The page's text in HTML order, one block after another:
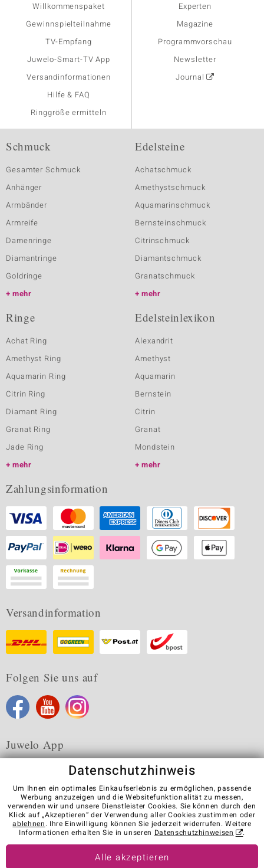
Willkommenspaket
Gewinnspielteilnahme
TV-Empfang
Juwelo-Smart-TV App
Versandinformationen
Hilfe & FAQ
Ringgröße ermitteln
Experten
Magazine
Programmvorschau
Newsletter
Journal
Schmuck
Gesamter Schmuck
Anhänger
Armbänder
Armreife
Damenringe
Diamantringe
Goldringe
mehr
Edelsteine
Achatschmuck
Amethystschmuck
Aquamarinschmuck
Bernsteinschmuck
Citrinschmuck
Diamantschmuck
Granatschmuck
mehr
Ringe
Achat Ring
Amethyst Ring
Aquamarin Ring
Citrin Ring
Diamant Ring
Granat Ring
Jade Ring
mehr
Edelsteinlexikon
Alexandrit
Amethyst
Aquamarin
Bernstein
Citrin
Granat
Mondstein
mehr
Zahlungsinformation
Versandinformation
Folgen Sie uns auf
Juwelo App
Karriere AGB Datenschutz Cookies
Impressum
Kontakt
Vertrag widerrufen
Visit our stores in other countries:
Datenschutzhinweis
Um Ihnen ein optimales Einkaufserlebnis zu ermöglichen, passende
Werbung anzuzeigen und die Websitefunktionalität zu messen,
verwenden wir und unsere Dienstleister Cookies. Sie können durch den
Klick auf „Akzeptieren“ der Verwendung aller Cookies zustimmen oder
ablehnen. Ihre Einwilligung können Sie jederzeit widerrufen. Weitere
Informationen erhalten Sie in unseren Datenschutzhinweisen .
Alle akzeptieren